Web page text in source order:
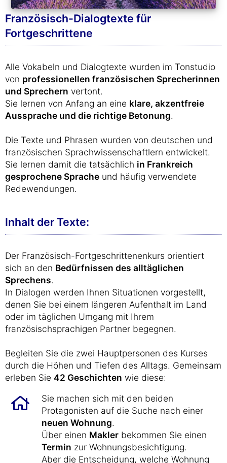
Französisch-Dialogtexte für
Fortgeschrittene
Alle Vokabeln und Dialogtexte wurden im Tonstudio
von professionellen französischen Sprecherinnen
und Sprechern vertont.
Sie lernen von Anfang an eine klare, akzentfreie
Aussprache und die richtige Betonung.
Die Texte und Phrasen wurden von deutschen und
französischen Sprachwissenschaftlern entwickelt.
Sie lernen damit die tatsächlich in Frankreich
gesprochene Sprache und häufig verwendete
Redewendungen.
Inhalt der Texte:
Der Französisch-Fortgeschrittenenkurs orientiert
sich an den Bedürfnissen des alltäglichen
Sprechens.
In Dialogen werden Ihnen Situationen vorgestellt,
denen Sie bei einem längeren Aufenthalt im Land
oder im täglichen Umgang mit Ihrem
französischsprachigen Partner begegnen.
Begleiten Sie die zwei Hauptpersonen des Kurses
durch die Höhen und Tiefen des Alltags. Gemeinsam
erleben Sie 42 Geschichten wie diese:
Sie machen sich mit den beiden
Protagonisten auf die Suche nach einer
neuen Wohnung.
Über einen Makler bekommen Sie einen
Termin zur Wohnungsbesichtigung.
Aber die Entscheidung, welche Wohnung